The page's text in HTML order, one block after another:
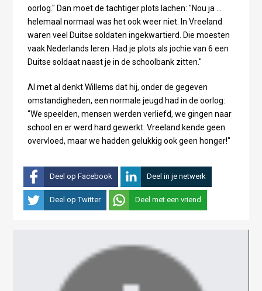
oorlog." Dan moet de tachtiger plots lachen: "Nou ja …
helemaal normaal was het ook weer niet. In Vreeland
waren veel Duitse soldaten ingekwartierd. Die moesten
vaak Nederlands leren. Had je plots als jochie van 6 een
Duitse soldaat naast je in de schoolbank zitten."
Al met al denkt Willems dat hij, onder de gegeven
omstandigheden, een normale jeugd had in de oorlog:
"We speelden, mensen werden verliefd, we gingen naar
school en er werd hard gewerkt. Vreeland kende geen
overvloed, maar we hadden gelukkig ook geen honger!"
Deel op Facebook Deel in je netwerk
Deel op Twitter Deel met een vriend